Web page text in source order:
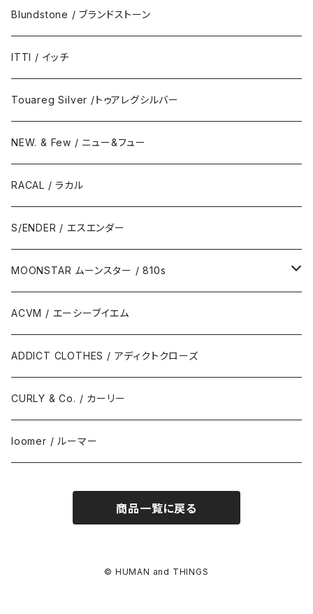
Blundstone / ブランドストーン
ITTI / イッチ
Touareg Silver /トゥアレグシルバー
NEW. & Few / ニュー&フュー
RACAL / ラカル
S/ENDER / エスエンダー
MOONSTAR ムーンスター / 810s
MOONSTAR / ムーンスター
810s / エイトテンス
ACVM / エーシーブイエム
ADDICT CLOTHES / アディクトクローズ
CURLY & Co. / カーリー
loomer / ルーマー
商品一覧に戻る
© HUMAN and THINGS